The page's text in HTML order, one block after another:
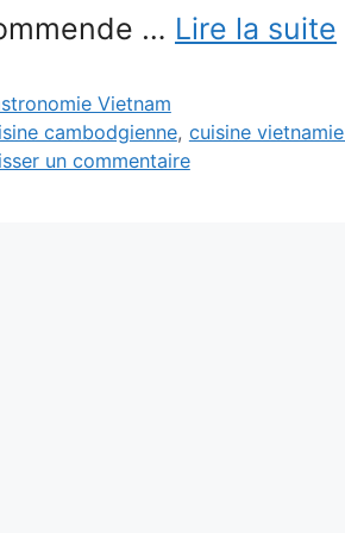
… Lire la suite
Vietnam
cambodgienne, cuisine
un commentaire